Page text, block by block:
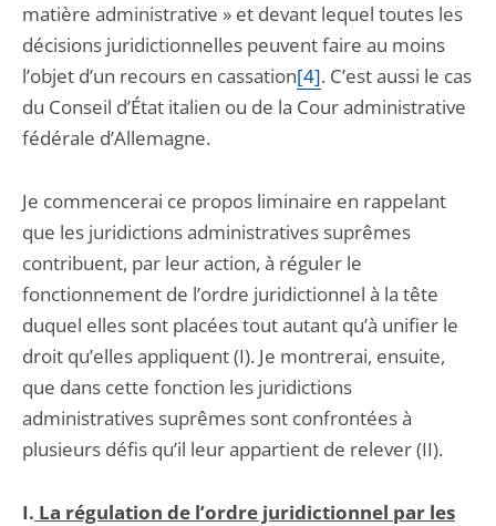
matière administrative » et devant lequel toutes les
décisions juridictionnelles peuvent faire au moins
l’objet d’un recours en cassation[4]. C’est aussi le cas
du Conseil d’État italien ou de la Cour administrative
fédérale d’Allemagne.
Je commencerai ce propos liminaire en rappelant
que les juridictions administratives suprêmes
contribuent, par leur action, à réguler le
fonctionnement de l’ordre juridictionnel à la tête
duquel elles sont placées tout autant qu’à unifier le
droit qu’elles appliquent (I). Je montrerai, ensuite,
que dans cette fonction les juridictions
administratives suprêmes sont confrontées à
plusieurs défis qu’il leur appartient de relever (II).
I. La régulation de l’ordre juridictionnel par les